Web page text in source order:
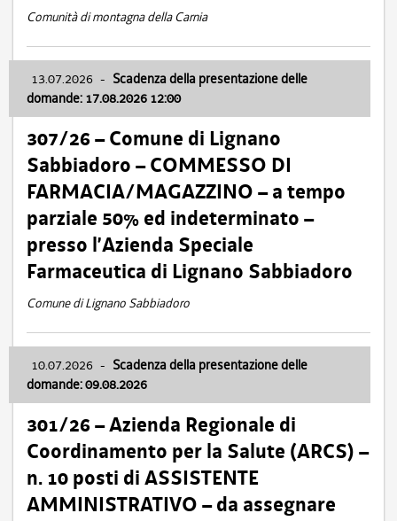
Comunità di montagna della Carnia
13.07.2026 - Scadenza della presentazione delle
domande: 17.08.2026 12:00
307/26 – Comune di Lignano
Sabbiadoro – COMMESSO DI
FARMACIA/MAGAZZINO – a tempo
parziale 50% ed indeterminato –
presso l’Azienda Speciale
Farmaceutica di Lignano Sabbiadoro
Comune di Lignano Sabbiadoro
10.07.2026 - Scadenza della presentazione delle
domande: 09.08.2026
301/26 – Azienda Regionale di
Coordinamento per la Salute (ARCS) –
n. 10 posti di ASSISTENTE
AMMINISTRATIVO – da assegnare